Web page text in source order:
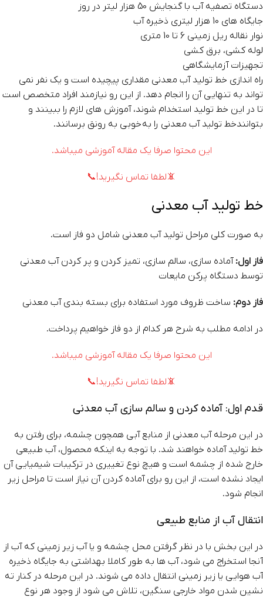
دستگاه تصفیه آب با گنجایش 50 هزار لیتر در روز
جایگاه های 10 هزار لیتری ذخیره آب
نوار نقاله ریل زمینی 6 تا 10 متری
لوله کشی، برق کشی
تجهیزات آزمایشگاهی
راه اندازی خط تولید آب معدنی مقداری پیچیده است و یک نفر نمی
تواند به تنهایی آن را انجام دهد. از این رو نیازمند افراد متخصص است
تا در این خط تولید استخدام شوند، آموزش های لازم را ببینند و
بتوانندخط تولید آب معدنی را به خوبی به رونق برسانند.
این محتوا صرفا یک مقاله آموزشی میباشد.
📵لطفا تماس نگیرید!📞
خط تولید آب معدنی
به صورت کلی مراحل تولید آب معدنی شامل دو فاز است.
فاز اول: آماده سازی، سالم سازی، تمیز کردن و پر کردن آب معدنی
توسط دستگاه پرکن مایعات
فاز دوم: ساخت ظروف مورد استفاده برای بسته بندی آب معدنی
در ادامه مطلب به شرح هر کدام از دو فاز خواهیم پرداخت.
این محتوا صرفا یک مقاله آموزشی میباشد.
📵لطفا تماس نگیرید!📞
قدم اول: آماده کردن و سالم سازی آب معدنی
در این مرحله آب معدنی از منابع آبی همچون چشمه، برای رفتن به
خط تولید آماده خواهند شد. با توجه به اینکه محصول، آب طبیعی
خارج شده از چشمه است و هیچ نوع تغییری در ترکیبات شیمیایی آن
ایجاد نشده است، از این رو برای آماده کردن آن نیاز است تا مراحل زیر
انجام شود.
انتقال آب از منابع طبیعی
در این بخش با در نظر گرفتن محل چشمه و یا آب زیر زمینی که آب از
آنجا استخراج می شود، آب ها به طور کاملا بهداشتی به جایگاه ذخیره
آب هوایی یا زیر زمینی انتقال داده می شوند. در این مرحله در کنار ته
نشین شدن مواد خارجی سنگین، تلاش می شود از وجود هر نوع